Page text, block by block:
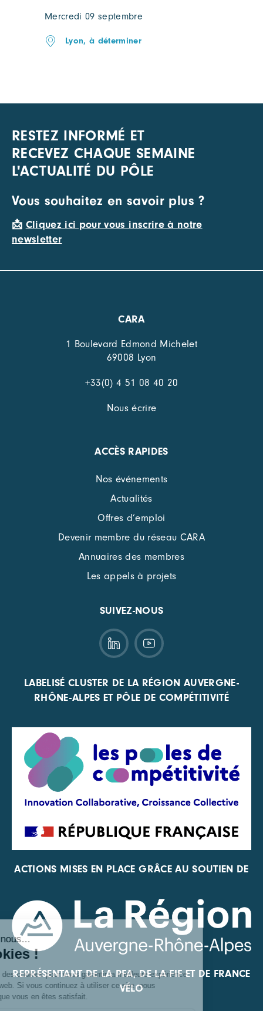
Mercredi 09 septembre
Lyon, à déterminer
RESTEZ INFORMÉ ET
RECEVEZ CHAQUE SEMAINE
L'ACTUALITÉ DU PÔLE
Vous souhaitez en savoir plus ?
📩 Cliquez ici pour vous inscrire à notre
newsletter
CARA
1 Boulevard Edmond Michelet
69008 Lyon
+33(0) 4 51 08 40 20
Nous écrire
ACCÈS RAPIDES
Nos événements
Actualités
Offres d’emploi
Devenir membre du réseau CARA
Annuaires des membres
Les appels à projets
SUIVEZ-NOUS
LABELISÉ CLUSTER DE LA RÉGION AUVERGNE-
RHÔNE-ALPES ET PÔLE DE COMPÉTITIVITÉ
ACTIONS MISES EN PLACE GRÂCE AU SOUTIEN DE
REPRÉSENTANT DE LA PFA, DE LA FIF ET DE FRANCE
VÉLO